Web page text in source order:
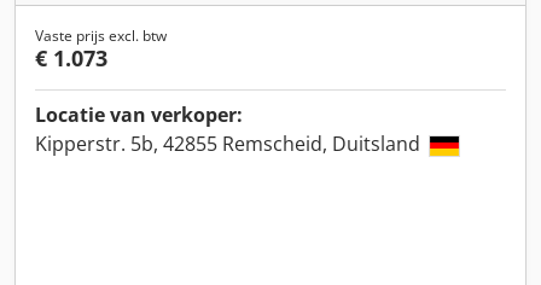
Vaste prijs excl. btw
€ 1.073
Locatie van verkoper:
Kipperstr. 5b, 42855 Remscheid, Duitsland